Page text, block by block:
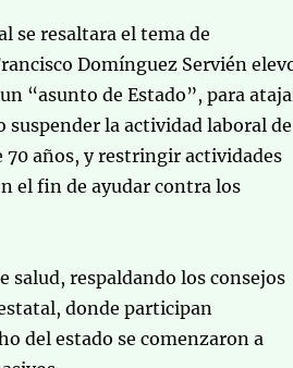
se resaltara el tema de
Domínguez Servién
“asunto de Estado”, para
suspender la actividad laboral de
70 años, y restringir actividades
el fin de ayudar contra los
respaldando los consejos
donde participan
del estado se comenzaron a